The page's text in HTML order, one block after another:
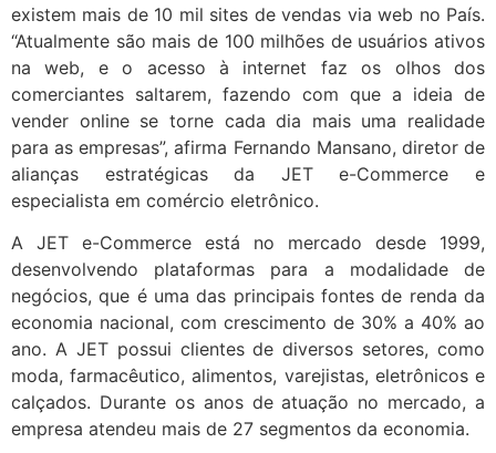
existem mais de 10 mil sites de vendas via web no País.
“Atualmente são mais de 100 milhões de usuários ativos
na web, e o acesso à internet faz os olhos dos
comerciantes saltarem, fazendo com que a ideia de
vender online se torne cada dia mais uma realidade
para as empresas”, afirma Fernando Mansano, diretor de
alianças estratégicas da JET e-Commerce e
especialista em comércio eletrônico.
A JET e-Commerce está no mercado desde 1999,
desenvolvendo plataformas para a modalidade de
negócios, que é uma das principais fontes de renda da
economia nacional, com crescimento de 30% a 40% ao
ano. A JET possui clientes de diversos setores, como
moda, farmacêutico, alimentos, varejistas, eletrônicos e
calçados. Durante os anos de atuação no mercado, a
empresa atendeu mais de 27 segmentos da economia.